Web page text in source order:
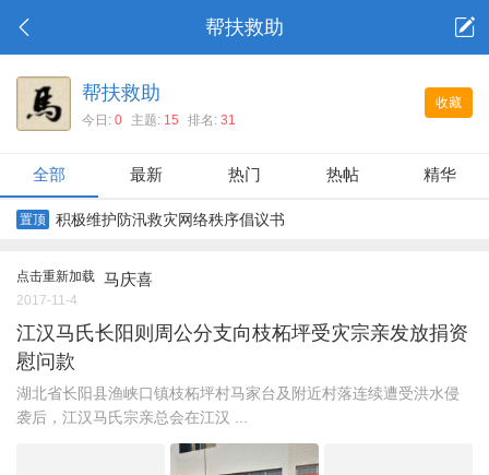
帮扶救助
收藏
帮扶救助
今日: 0 主题: 15 排名: 31
全部 最新 热门 热帖 精华
置顶 积极维护防汛救灾网络秩序倡议书
点击重新加载 马庆喜
2017-11-4
江汉马氏长阳则周公分支向枝柘坪受灾宗亲发放捐资
慰问款
湖北省长阳县渔峡口镇枝柘坪村马家台及附近村落连续遭受洪水侵
袭后，江汉马氏宗亲总会在江汉 ...